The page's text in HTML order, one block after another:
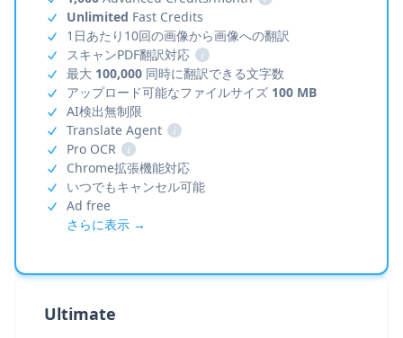
Unlimited Fast Credits
1日あたり10回の画像から画像への翻訳
スキャンPDF翻訳対応
i
最大 100,000 同時に翻訳できる文字数
アップロード可能なファイルサイズ 100 MB
AI検出無制限
Translate Agent
i
Pro OCR
i
Chrome拡張機能対応
いつでもキャンセル可能
Ad free
さらに表示 →
Ultimate